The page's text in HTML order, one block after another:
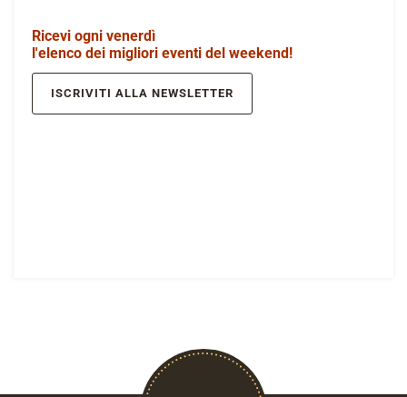
Ricevi ogni venerdì
l'elenco dei migliori eventi del weekend!
ISCRIVITI ALLA NEWSLETTER